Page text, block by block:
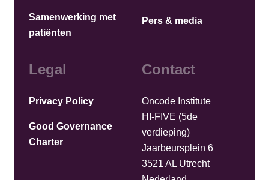
Samenwerking met
patiënten
Pers & media
Legal
Privacy Policy
Good Governance
Charter
Contact
Oncode Institute
HI-FIVE (5de
verdieping)
Jaarbeursplein 6
3521 AL Utrecht